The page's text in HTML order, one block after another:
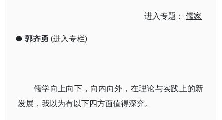
进入专题：儒家
● 郭齐勇 (进入专栏)
儒学向上向下，向内向外，在理论与实践上的新
发展，我以为有以下四方面值得深究。